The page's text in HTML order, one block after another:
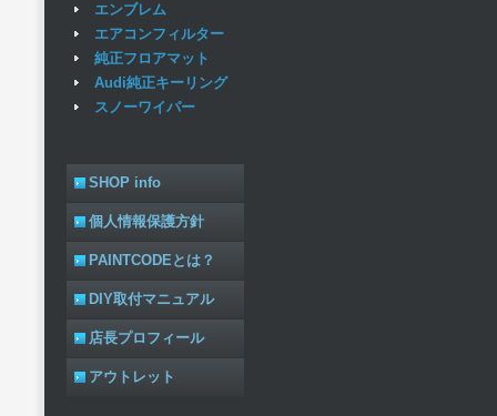
エンブレム
エアコンフィルター
純正フロアマット
Audi純正キーリング
スノーワイパー
SHOP info
個人情報保護方針
PAINTCODEとは？
DIY取付マニュアル
店長プロフィール
アウトレット